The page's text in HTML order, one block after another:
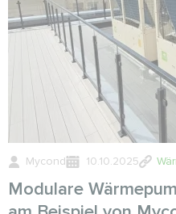
Mycond 10.10.2025
Modulare